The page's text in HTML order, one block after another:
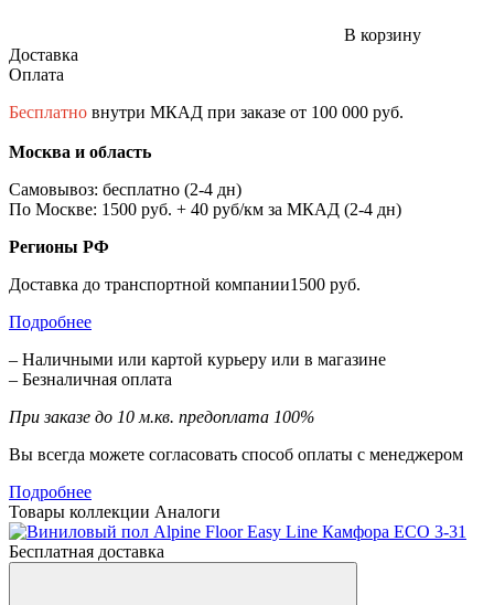
В корзину
Доставка
Оплата
Бесплатно внутри МКАД при заказе от 100 000 руб.
Москва и область
Самовывоз: бесплатно (2-4 дн)
По Москве: 1500 руб. + 40 руб/км за МКАД (2-4 дн)
Регионы РФ
Доставка до транспортной компании1500 руб.
Подробнее
– Наличными или картой курьеру или в магазине
– Безналичная оплата
При заказе до 10 м.кв. предоплата 100%
Вы всегда можете согласовать способ оплаты с менеджером
Подробнее
Товары коллекции Аналоги
Бесплатная доставка